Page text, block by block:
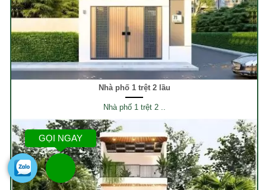
Nhà phố 1 trệt 2 lầu
Nhà phố 1 trệt 2 ..
GỌI NGAY